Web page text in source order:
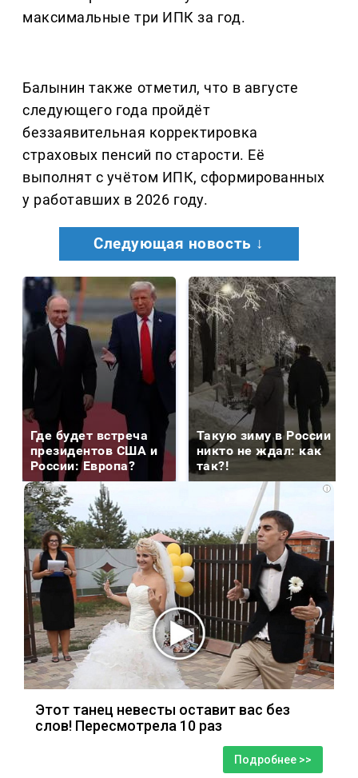
максимальные три ИПК за год.
Балынин также отметил, что в августе
следующего года пройдёт
беззаявительная корректировка
страховых пенсий по старости. Её
выполнят с учётом ИПК, сформированных
у работавших в 2026 году.
Следующая новость ↓
Где будет встреча
президентов США и
России: Европа?
Такую зиму в России
никто не ждал: как
так?!
i
Этот танец невесты оставит вас без
слов! Пересмотрела 10 раз
Подробнее >>